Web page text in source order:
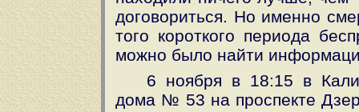
договориться. Но именно
того короткого периода
можно было найти
6 ноября в 18:15 в
дома № 53 на проспекте